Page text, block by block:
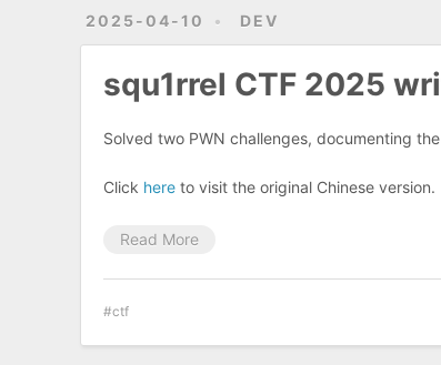
2025-04-10 DEV
squ1rrel CTF 2025
Solved two PWN challenges, documenting
Click here to visit the original Chinese version.
Read More
ctf